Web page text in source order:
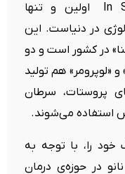
اســتات» با فناوری In Situ Forming اولین و تنها
در دنیاست. این
در کشور است و دو
«لوپرومر» هم تولید
پروستات، سرطان
استفاده می‌شوند.
خود را، با توجه به
در حوزه‌ی درمان